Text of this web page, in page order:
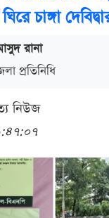
চাঙ্গা
রানা
প্রতিনিধি
নিউজ